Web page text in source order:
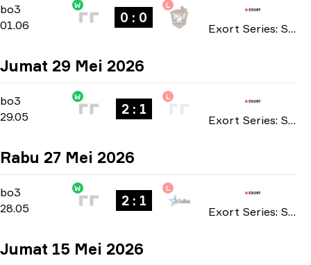
bo3 Main Stage-
01.06
W
0 : 0
L
Exort Series: Season 27 2026
Jumat 29 Mei 2026
bo3 Main Stage-
29.05
W
2 : 1
L
Exort Series: Season 27 2026
Rabu 27 Mei 2026
bo3 Main Stage-
28.05
W
2 : 1
L
Exort Series: Season 27 2026
Jumat 15 Mei 2026